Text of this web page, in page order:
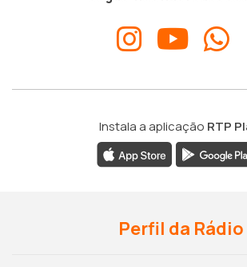
Instala a aplicação RTP
Perfil da Rádio